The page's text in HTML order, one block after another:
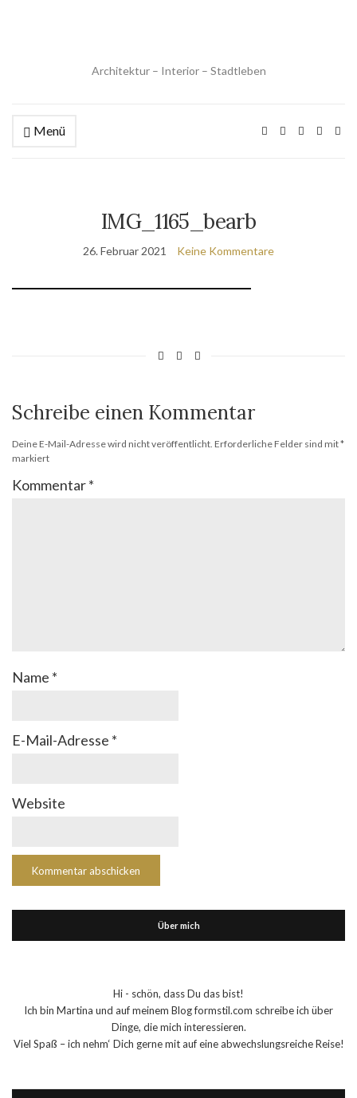
Architektur – Interior – Stadtleben
Menü
IMG_1165_bearb
26. Februar 2021 Keine Kommentare
Schreibe einen Kommentar
Deine E-Mail-Adresse wird nicht veröffentlicht. Erforderliche Felder sind mit*
markiert
Kommentar*
Name *
E-Mail-Adresse *
Website
Über mich
Hi - schön, dass Du das bist!
Ich bin Martina und auf meinem Blog formstil.com schreibe ich über
Dinge, die mich interessieren.
Viel Spaß – ich nehm‘ Dich gerne mit auf eine abwechslungsreiche Reise!